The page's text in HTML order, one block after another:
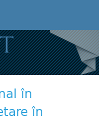
în
în